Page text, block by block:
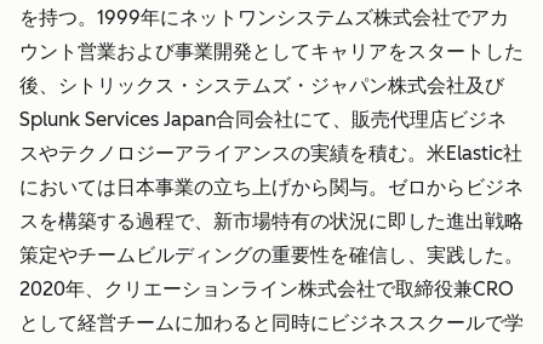
を持つ。1999年にネットワンシステムズ株式会社でアカ
ウント営業および事業開発としてキャリアをスタートした
後、シトリックス・システムズ・ジャパン株式会社及び
Splunk Services Japan合同会社にて、販売代理店ビジネ
スやテクノロジーアライアンスの実績を積む。米Elastic社
においては日本事業の立ち上げから関与。ゼロからビジネ
スを構築する過程で、新市場特有の状況に即した進出戦略
策定やチームビルディングの重要性を確信し、実践した。
2020年、クリエーションライン株式会社で取締役兼CRO
として経営チームに加わると同時にビジネススクールで学